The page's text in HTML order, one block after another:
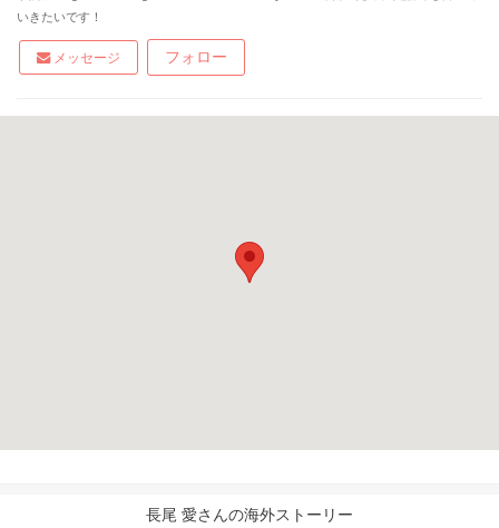
いきたいです！
メッセージ フォロー
長尾 愛さんの海外ストーリー